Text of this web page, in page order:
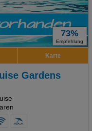
73%
Empfehlung
Karte
Gardens